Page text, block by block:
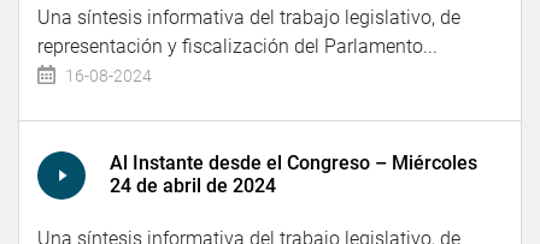
Una síntesis informativa del trabajo legislativo, de
representación y fiscalización del Parlamento...
16-08-2024
Al Instante desde el Congreso – Miércoles
24 de abril de 2024
Una síntesis informativa del trabajo legislativo, de